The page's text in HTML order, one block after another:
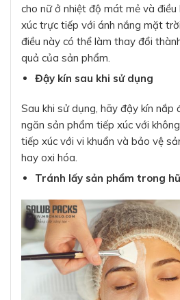
cho nữ ở nhiệt độ mát mẻ và điều
xúc trực tiếp với ánh nắng mặt
điều này có thể làm thay đổi
quả của sản phẩm.
Đậy kín sau khi sử dụng
Sau khi sử dụng, hãy đậy kín nắp
ngăn sản phẩm tiếp xúc với
tiếp xúc với vi khuẩn và bảo vệ
hay oxi hóa.
Tránh lấy sản phẩm trong